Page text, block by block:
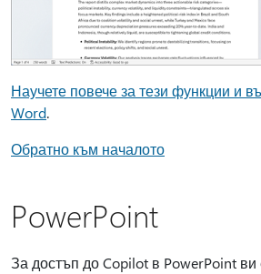
Научете повече за тези функции и
Word.
Обратно към началото
PowerPoint
За достъп до Copilot в PowerPoint ви